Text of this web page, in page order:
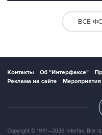
ВСЕ
Контакты Об "Интерфаксе"
Реклама на сайте
Мероприятия
Copyright © 1991—2026 Interfax. Все